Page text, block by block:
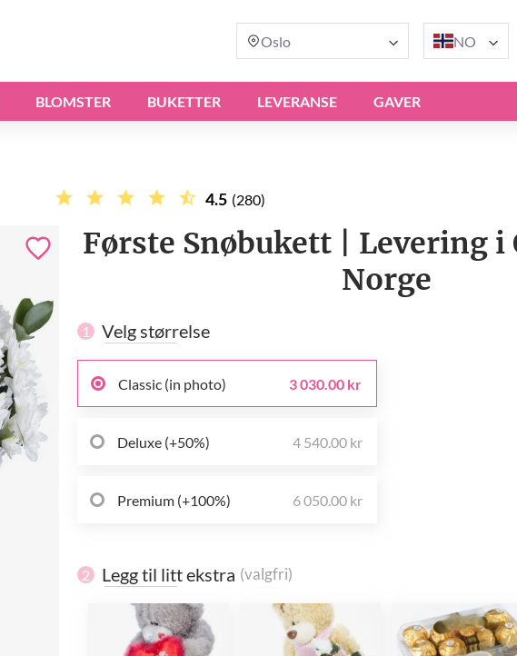
Oslo NO
BLOMSTER BUKETTER LEVERANSE GAVER
4.5 (280)
Første Snøbukett | Levering i
Norge
1 Velg størrelse
Classic (in photo) 3 030.00 kr
Deluxe (+50%) 4 540.00 kr
Premium (+100%) 6 050.00 kr
2 Legg til litt ekstra (valgfri)